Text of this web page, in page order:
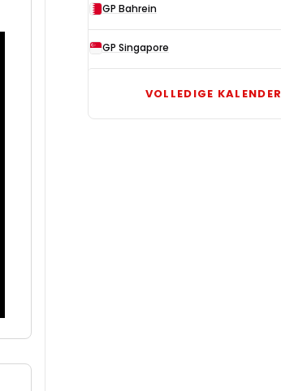
GP Bahrein
GP Singapore
VOLLEDIGE KALENDER